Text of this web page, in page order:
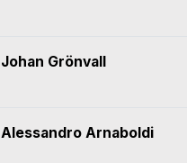
Johan Grönvall
Alessandro Arnaboldi